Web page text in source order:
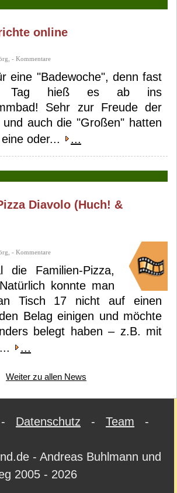
online
- Kommentare
eine "Badewoche", denn fast
Tag hieß es ab ins
Sehr zur Freude der
und auch die "Großen" hatten
oder...
...
Diavolo (Huch! &
- Kommentare
die Familien-Pizza,
konnte man
Tisch 17 nicht auf einen
Belag einigen und möchte
belegt haben – z.B. mit
...
Weiter zu allen News
Datenschutz - Team -
- Andreas Buhlmann und
2005 - 2026